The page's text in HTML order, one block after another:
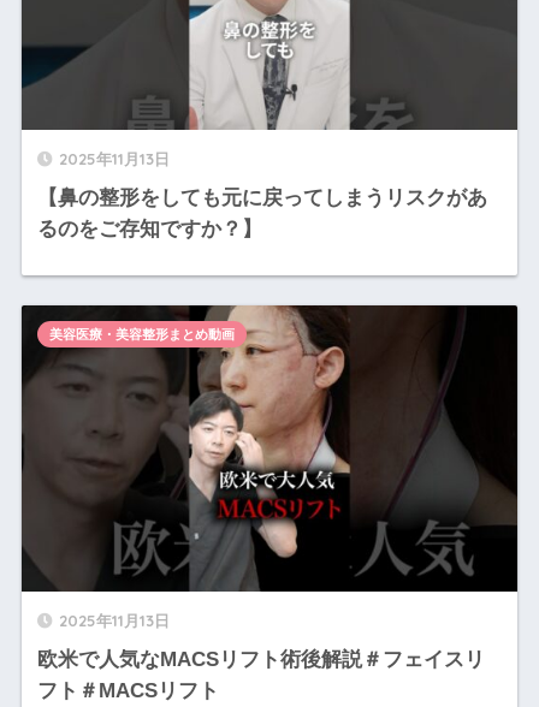
2025年11月13日
【鼻の整形をしても元に戻ってしまうリスクがあ
るのをご存知ですか？】
2025年11月13日
欧米で人気なMACSリフト術後解説＃フェイスリ
フト＃MACSリフト
美容医療・美容整形まとめ動画